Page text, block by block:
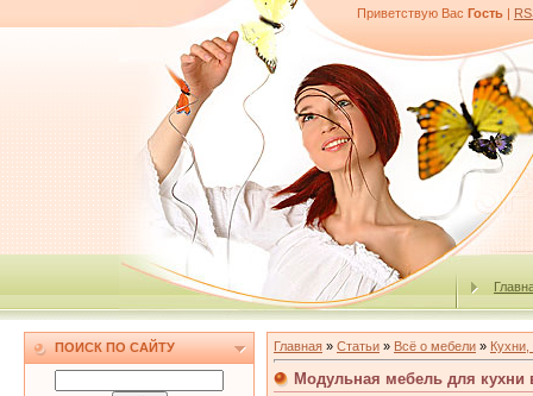
Приветствую Вас Гость |
ПОИСК ПО САЙТУ Главная » Статьи » Всё о мебели »
Модульная мебель для кухни